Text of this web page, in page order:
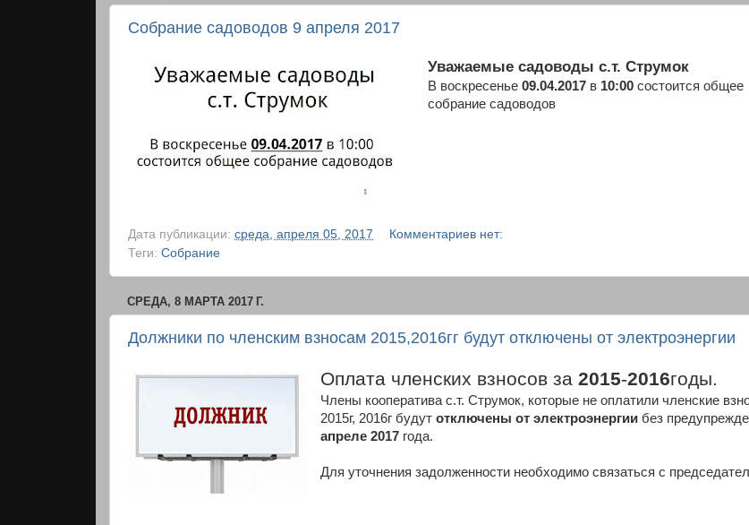
Собрание садоводов 9 апреля 2017
Уважаемые садоводы с.т. Струмок
В воскресенье 09.04.2017в 10:00состоится общее
собрание садоводов
Дата публикации: среда, апреля 05, 2017
Комментариев нет:
Теги: Собрание
СРЕДА, 8 МАРТА 2017 Г.
Должники по членским взносам 2015,2016гг будут отключены от электроэнергии
Оплата членских взносов за 2015-2016годы.
Члены кооператива с.т. Струмок, которые не оплатили членские
2015г, 2016г будут отключены от электроэнергиибез
апреле 2017года.
Для уточнения задолженности необходимо связаться с